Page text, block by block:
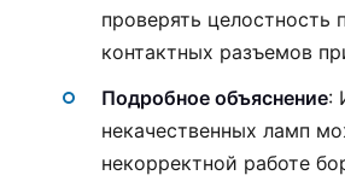
проверять целостность
контактных разъемов
Подробное объяснение:
некачественных ламп
некорректной работе